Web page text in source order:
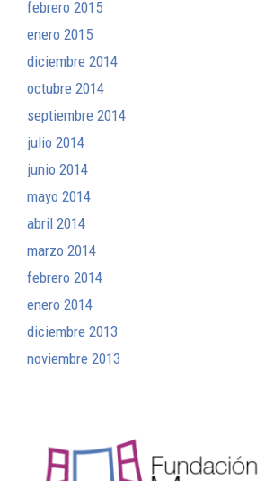
febrero 2015
enero 2015
diciembre 2014
octubre 2014
septiembre 2014
julio 2014
junio 2014
mayo 2014
abril 2014
marzo 2014
febrero 2014
enero 2014
diciembre 2013
noviembre 2013